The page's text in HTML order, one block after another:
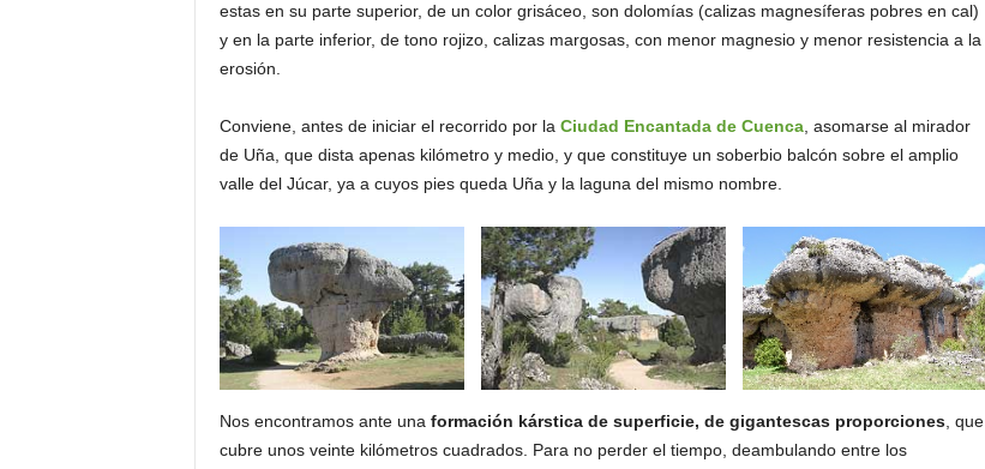
estas en su parte superior, de un color grisáceo, son dolomías (calizas magnesíferas pobres en cal)
y en la parte inferior, de tono rojizo, calizas margosas, con menor magnesio y menor resistencia a la
erosión.
Conviene, antes de iniciar el recorrido por la Ciudad Encantada de Cuenca, asomarse al mirador
de Uña, que dista apenas kilómetro y medio, y que constituye un soberbio balcón sobre el amplio
valle del Júcar, ya a cuyos pies queda Uña y la laguna del mismo nombre.
Nos encontramos ante unaformación kárstica de superficie, de gigantescas proporciones, que
cubre unos veinte kilómetros cuadrados. Para no perder el tiempo, deambulando entre los